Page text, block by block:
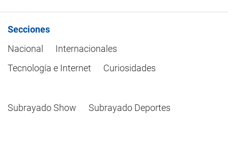
Secciones
Nacional
Internacionales
Tecnología e Internet
Curiosidades
Subrayado Show Subrayado Deportes